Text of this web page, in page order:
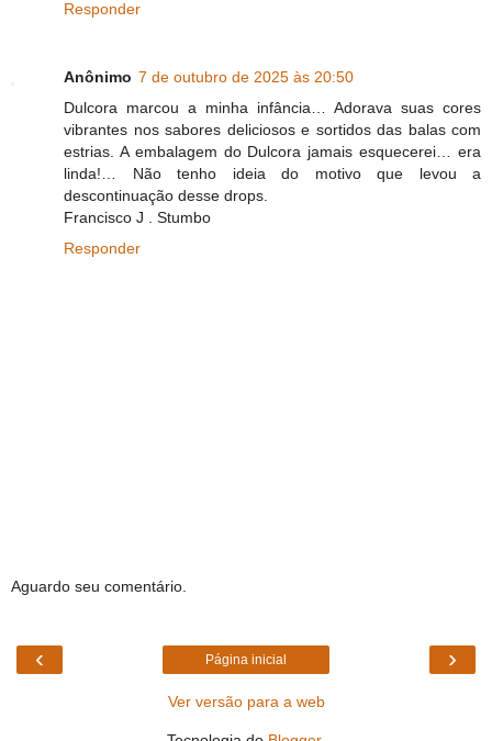
Responder
Anônimo 7 de outubro de 2025 às 20:50
Dulcora marcou a minha infância… Adorava suas cores
vibrantes nos sabores deliciosos e sortidos das balas com
estrias. A embalagem do Dulcora jamais esquecerei… era
linda!… Não tenho ideia do motivo que levou a
descontinuação desse drops.
Francisco J . Stumbo
Responder
Aguardo seu comentário.
‹ ›
Página inicial
Ver versão para a web